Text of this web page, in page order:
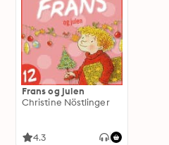
Frans og julen
Christine Nöstlinger
4.3